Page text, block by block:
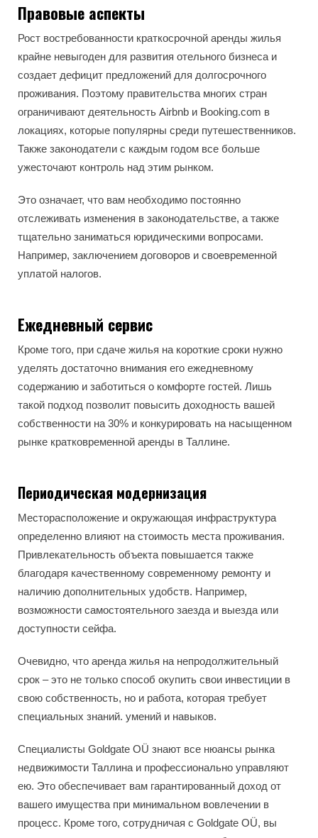
Правовые аспекты
Рост востребованности краткосрочной аренды жилья
крайне невыгоден для развития отельного бизнеса и
создает дефицит предложений для долгосрочного
проживания. Поэтому правительства многих стран
ограничивают деятельность Airbnb и Booking.com в
локациях, которые популярны среди путешественников.
Также законодатели с каждым годом все больше
ужесточают контроль над этим рынком.
Это означает, что вам необходимо постоянно
отслеживать изменения в законодательстве, а также
тщательно заниматься юридическими вопросами.
Например, заключением договоров и своевременной
уплатой налогов.
Ежедневный сервис
Кроме того, при сдаче жилья на короткие сроки нужно
уделять достаточно внимания его ежедневному
содержанию и заботиться о комфорте гостей. Лишь
такой подход позволит повысить доходность вашей
собственности на 30% и конкурировать на насыщенном
рынке кратковременной аренды в Таллине.
Периодическая модернизация
Месторасположение и окружающая инфраструктура
определенно влияют на стоимость места проживания.
Привлекательность объекта повышается также
благодаря качественному современному ремонту и
наличию дополнительных удобств. Например,
возможности самостоятельного заезда и выезда или
доступности сейфа.
Очевидно, что аренда жилья на непродолжительный
срок – это не только способ окупить свои инвестиции в
свою собственность, но и работа, которая требует
специальных знаний. умений и навыков.
Специалисты Goldgate OÜ знают все нюансы рынка
недвижимости Таллина и профессионально управляют
ею. Это обеспечивает вам гарантированный доход от
вашего имущества при минимальном вовлечении в
процесс. Кроме того, сотрудничая с Goldgate OÜ, вы